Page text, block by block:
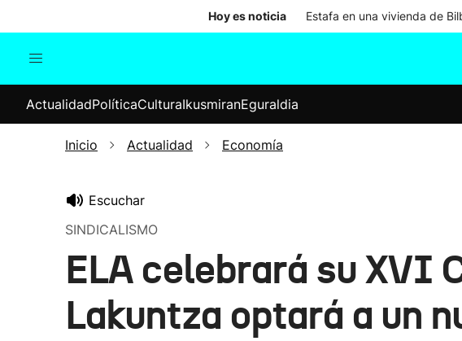
Hoy es noticia Estafa en una vivienda de
Internacional
Elecciones
ActualidadPolíticaCulturaIkusmiranEguraldia
Inicio Actualidad Economía
Escuchar
SINDICALISMO
ELA celebrará su XVI
Lakuntza optará a un